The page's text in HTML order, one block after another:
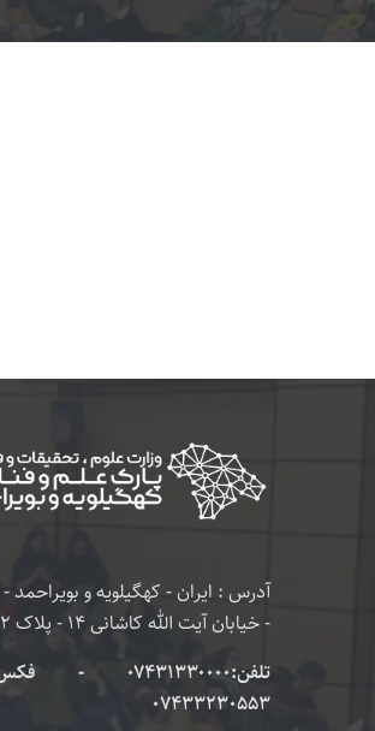
آدرس : ایران - کهگیلویه و بویراحمد
- خیابان آیت الله کاشانی 14 - پلاک 12
07433230553